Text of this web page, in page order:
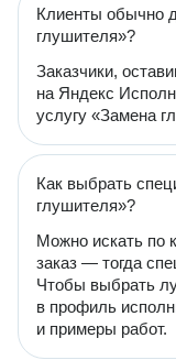
Клиенты обычно
глушителя»?
Заказчики,
на Яндекс
услугу «Замена
Как выбрать
глушителя»?
Можно искать по
заказ — тогда
Чтобы выбрать
в профиль
и примеры работ.